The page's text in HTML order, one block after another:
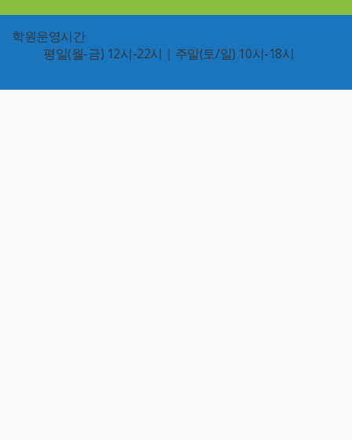
학원운영시간
평일(월-금) 12시-22시｜주말(토/일) 10시-18시